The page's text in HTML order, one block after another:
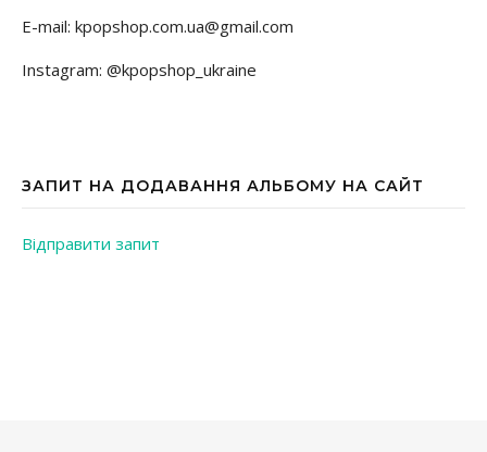
E-mail: kpopshop.com.ua@gmail.com
Instagram: @kpopshop_ukraine
ЗАПИТ НА ДОДАВАННЯ АЛЬБОМУ НА САЙТ
Відправити запит